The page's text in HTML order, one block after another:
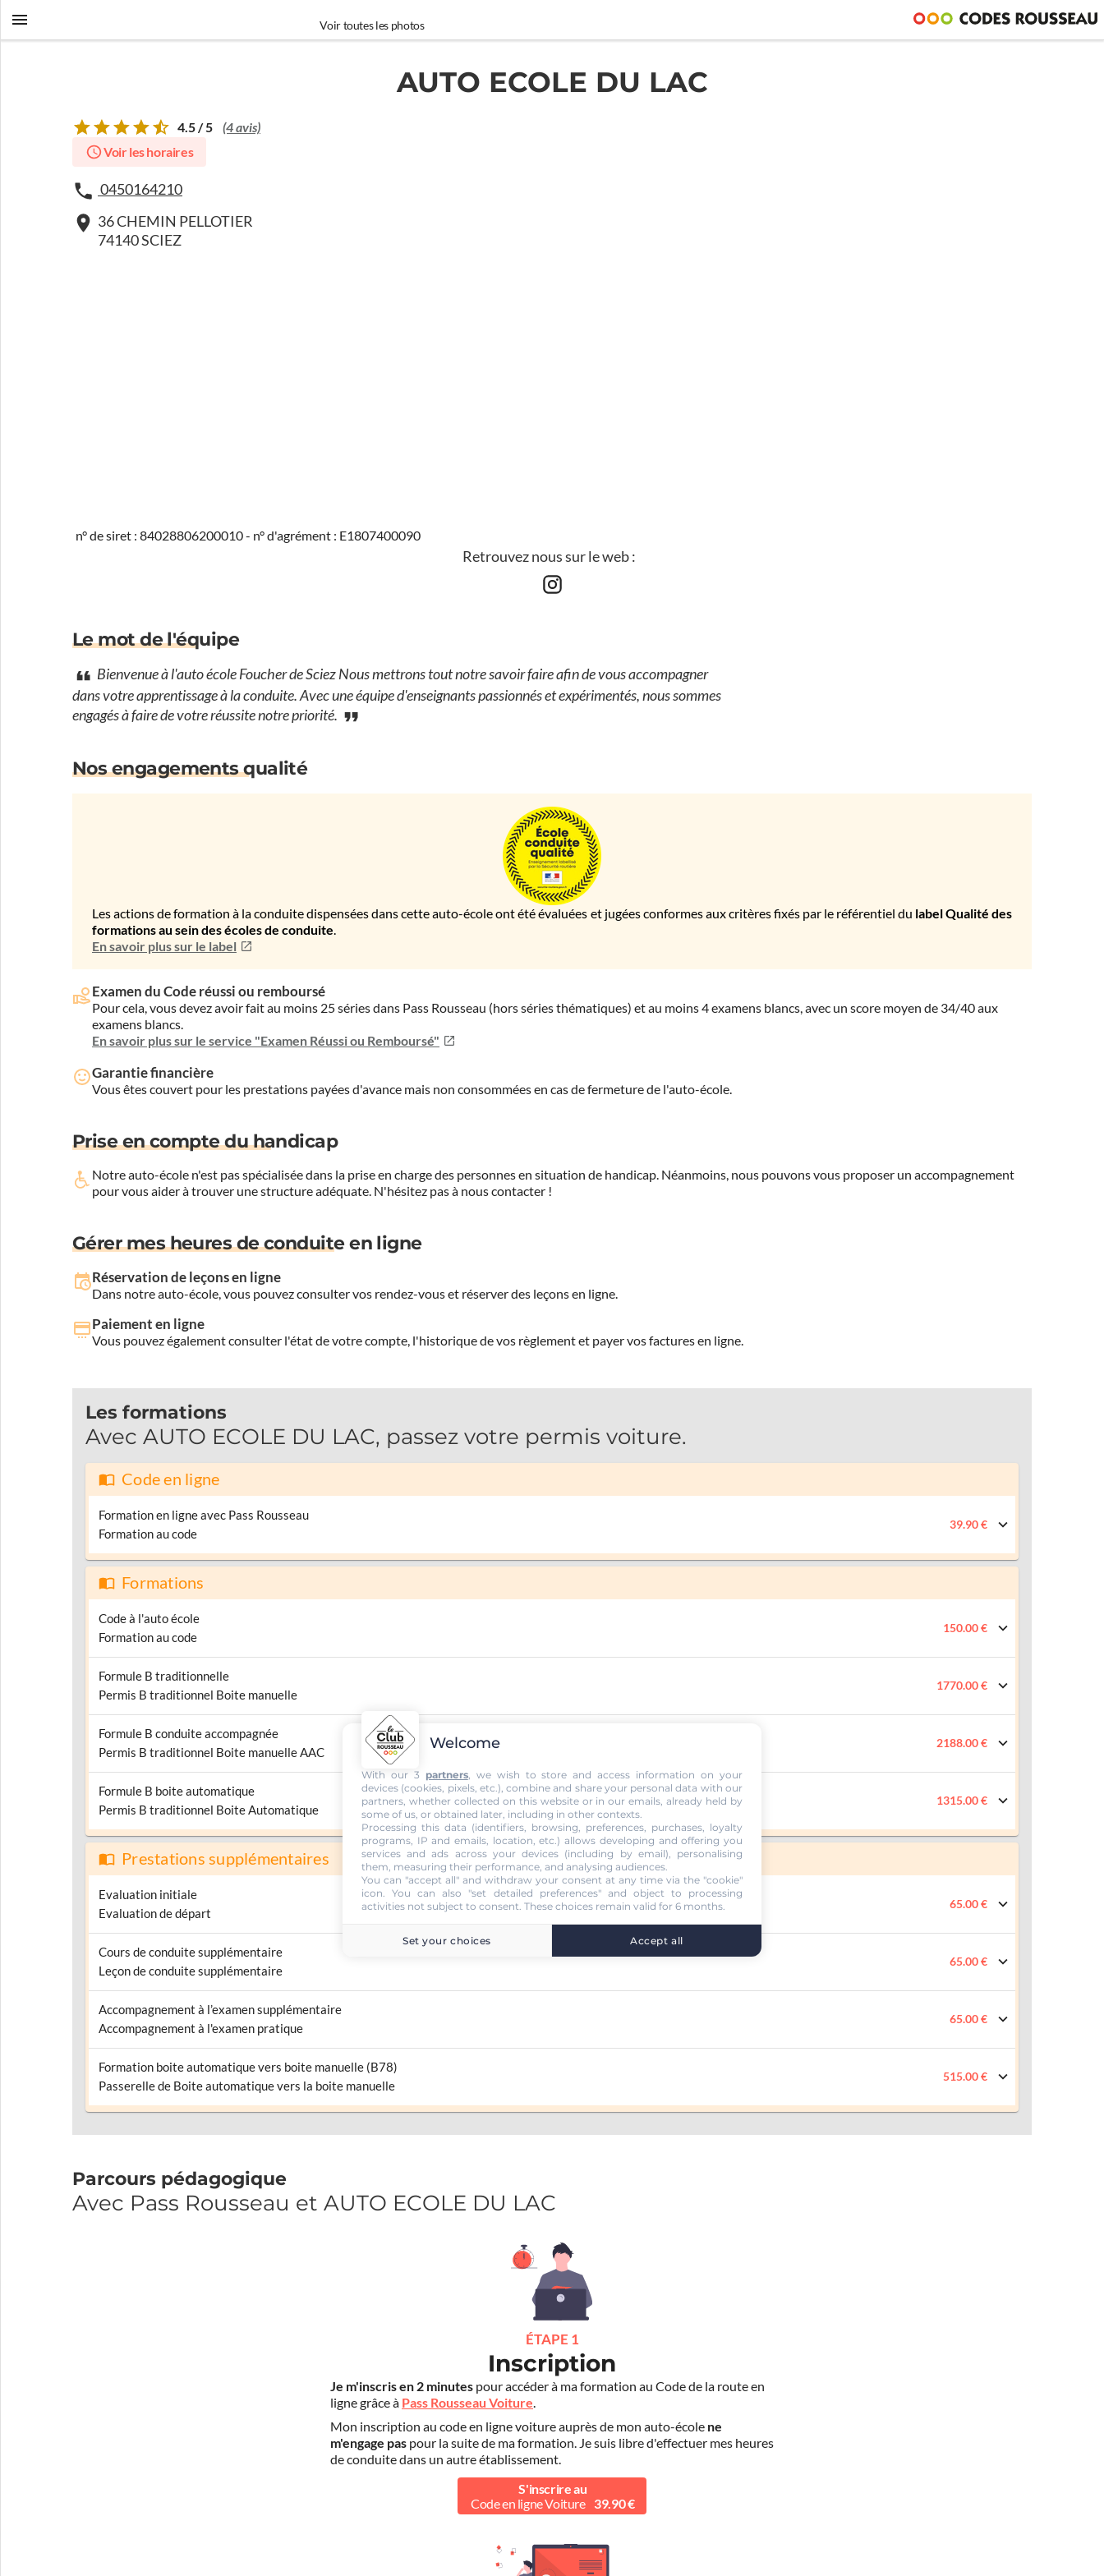
Voir toutes les photos
AUTO ECOLE DU LAC
4.5 / 5 (4 avis)
Voir les horaires
0450164210
36 CHEMIN PELLOTIER
74140 SCIEZ
n° de siret : 84028806200010 - n° d'agrément : E1807400090
Retrouvez nous sur le web :
Le mot de l'équipe
Bienvenue à l'auto école Foucher de Sciez Nous mettrons tout notre savoir faire afin de vous accompagner
dans votre apprentissage à la conduite. Avec une équipe d'enseignants passionnés et expérimentés, nous sommes
engagés à faire de votre réussite notre priorité.
Nos engagements qualité
Les actions de formation à la conduite dispensées dans cette auto-école ont été évaluées et jugées conformes aux critères fixés par le référentiel du label Qualité des
formations au sein des écoles de conduite.
En savoir plus sur le label
Examen du Code réussi ou remboursé
Pour cela, vous devez avoir fait au moins 25 séries dans Pass Rousseau (hors séries thématiques) et au moins 4 examens blancs, avec un score moyen de 34/40 aux
examens blancs.
En savoir plus sur le service "Examen Réussi ou Remboursé"
Garantie financière
Vous êtes couvert pour les prestations payées d'avance mais non consommées en cas de fermeture de l'auto-école.
Prise en compte du handicap
Notre auto-école n'est pas spécialisée dans la prise en charge des personnes en situation de handicap. Néanmoins, nous pouvons vous proposer un accompagnement
pour vous aider à trouver une structure adéquate. N'hésitez pas à nous contacter !
Gérer mes heures de conduite en ligne
Réservation de leçons en ligne
Dans notre auto-école, vous pouvez consulter vos rendez-vous et réserver des leçons en ligne.
Paiement en ligne
Vous pouvez également consulter l'état de votre compte, l'historique de vos règlement et payer vos factures en ligne.
Les formations
Avec AUTO ECOLE DU LAC, passez votre permis voiture.
Code en ligne
Formation en ligne avec Pass Rousseau
Formation au code
39.90 €
Formations
Code à l'auto école
Formation au code
150.00 €
Formule B traditionnelle
Permis B traditionnel Boite manuelle
1770.00 €
Formule B conduite accompagnée
Permis B traditionnel Boite manuelle AAC
2188.00 €
Formule B boite automatique
Permis B traditionnel Boite Automatique
1315.00 €
Prestations supplémentaires
Evaluation initiale
Evaluation de départ
65.00 €
Cours de conduite supplémentaire
Leçon de conduite supplémentaire
65.00 €
Accompagnement à l’examen supplémentaire
Accompagnement à l'examen pratique
65.00 €
Formation boite automatique vers boite manuelle (B78)
Passerelle de Boite automatique vers la boite manuelle
515.00 €
Parcours pédagogique
Avec Pass Rousseau et AUTO ECOLE DU LAC
ÉTAPE 1
Inscription
Je m'inscris en 2 minutes pour accéder à ma formation au Code de la route en
ligne grâce à Pass Rousseau Voiture.
Mon inscription au code en ligne voiture auprès de mon auto-école ne
m'engage pas pour la suite de ma formation. Je suis libre d'effectuer mes heures
de conduite dans un autre établissement.
S'inscrire au
Code en ligne Voiture
39.90 €
Welcome
With our 3 partners, we wish to store and access information on your
devices (cookies, pixels, etc.), combine and share your personal data with our
partners, whether collected on this website or in our emails, already held by
some of us, or obtained later, including in other contexts.
Processing this data (identifiers, browsing, preferences, purchases, loyalty
programs, IP and emails, location, etc.) allows developing and offering you
services and ads across your devices (including by email), personalising
them, measuring their performance, and analysing audiences.
You can "accept all" and withdraw your consent at any time via the "cookie"
icon. You can also "set detailed preferences" and object to processing
activities not subject to consent. These choices remain valid for 6 months.
Set your choices Accept all